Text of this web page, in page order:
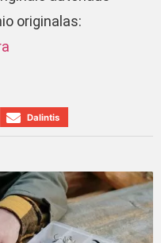
originalas:
Dalintis